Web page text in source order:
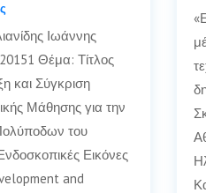
Ιωάννης
Θέμα: Τίτλος
και Σύγκριση
Μάθησης για την
του
Εικόνες
and